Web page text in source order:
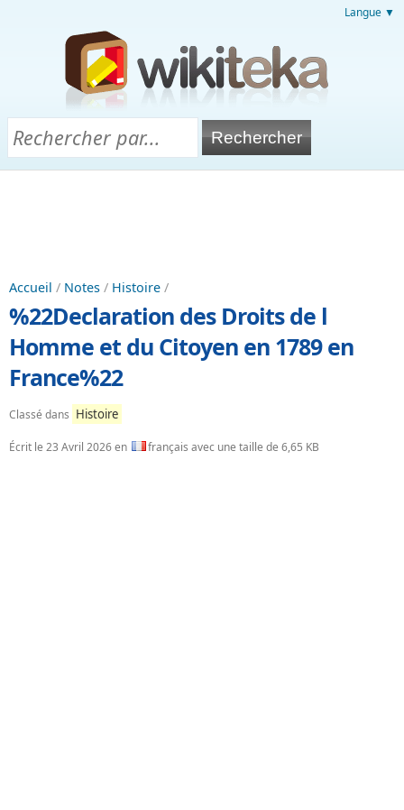
Langue ▼
Accueil / Notes / Histoire /
%22Declaration des Droits de l
Homme et du Citoyen en 1789 en
France%22
Classé dans Histoire
Écrit le 23 Avril 2026en français avec une taille de 6,65 KB